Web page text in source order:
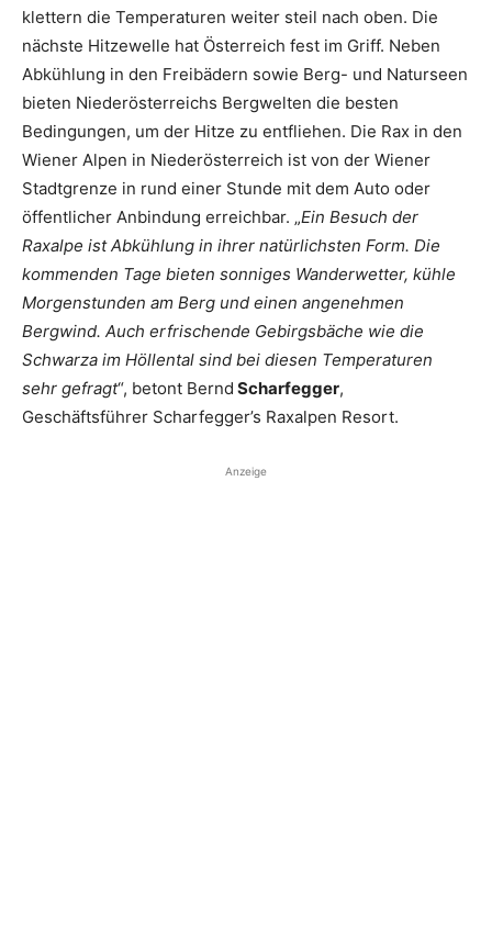
klettern die Temperaturen weiter steil nach oben. Die
nächste Hitzewelle hat Österreich fest im Griff. Neben
Abkühlung in den Freibädern sowie Berg- und Naturseen
bieten Niederösterreichs Bergwelten die besten
Bedingungen, um der Hitze zu entfliehen. Die Rax in den
Wiener Alpen in Niederösterreich ist von der Wiener
Stadtgrenze in rund einer Stunde mit dem Auto oder
öffentlicher Anbindung erreichbar. „Ein Besuch der
Raxalpe ist Abkühlung in ihrer natürlichsten Form. Die
kommenden Tage bieten sonniges Wanderwetter, kühle
Morgenstunden am Berg und einen angenehmen
Bergwind. Auch erfrischende Gebirgsbäche wie die
Schwarza im Höllental sind bei diesen Temperaturen
sehr gefragt“, betont Bernd Scharfegger,
Geschäftsführer Scharfegger’s Raxalpen Resort.
Anzeige